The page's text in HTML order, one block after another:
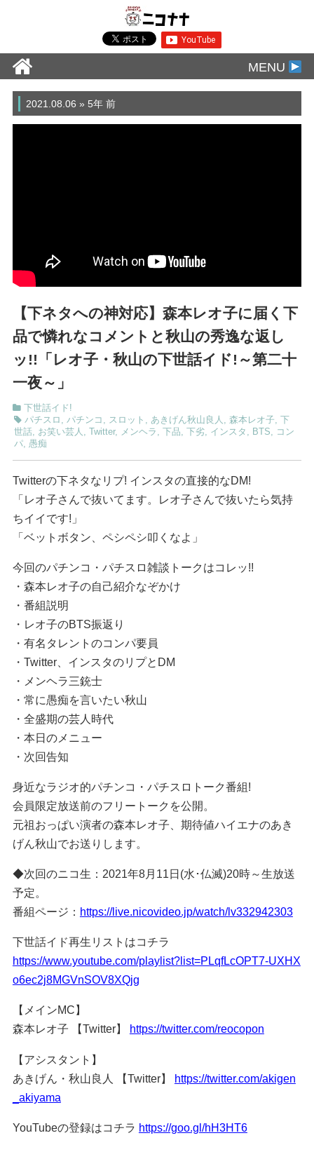
MENU
2021.08.06 » 5年 前
【下ネタへの神対応】森本レオ子に届く下
品で憐れなコメントと秋山の秀逸な返し
ッ!!「レオ子・秋山の下世話イド!～第二十
一夜～」
下世話イド!
パチスロ , パチンコ , スロット , あきげん秋山良人 , 森本レオ子,
下
世話, お笑い芸人 , Twitter, メンヘラ , 下品, 下劣, インスタ , BTS, コン
パ, 愚痴
Twitterの下ネタなリプ! インスタの直接的なDM!
「レオ子さんで抜いてます。レオ子さんで抜いたら気持
ちイイです!」
「ベットボタン、ペシペシ叩くなよ」
今回のパチンコ・パチスロ雑談トークはコレッ!!
・森本レオ子の自己紹介なぞかけ
・番組説明
・レオ子のBTS振返り
・有名タレントのコンパ要員
・Twitter、インスタのリプとDM
・メンヘラ三銃士
・常に愚痴を言いたい秋山
・全盛期の芸人時代
・本日のメニュー
・次回告知
身近なラジオ的パチンコ・パチスロトーク番組!
会員限定放送前のフリートークを公開。
元祖おっぱい演者の森本レオ子、期待値ハイエナのあき
げん秋山でお送りします。
◆次回のニコ生：2021年8月11日(水･仏滅)20時～生放送
予定。
番組ページ： https://live.nicovideo.jp/watch/lv332942303
下世話イド再生リストはコチラ
https://www.youtube.com/playlist?list=PLqfLcOPT7-UXHX
o6ec2j8MGVnSOV8XQjg
【メインMC】
森本レオ子 【Twitter】
https://twitter.com/reocopon
【アシスタント】
あきげん・秋山良人 【Twitter】 https://twitter.com/akigen
_akiyama
YouTubeの登録はコチラ https://goo.gl/hH3HT6